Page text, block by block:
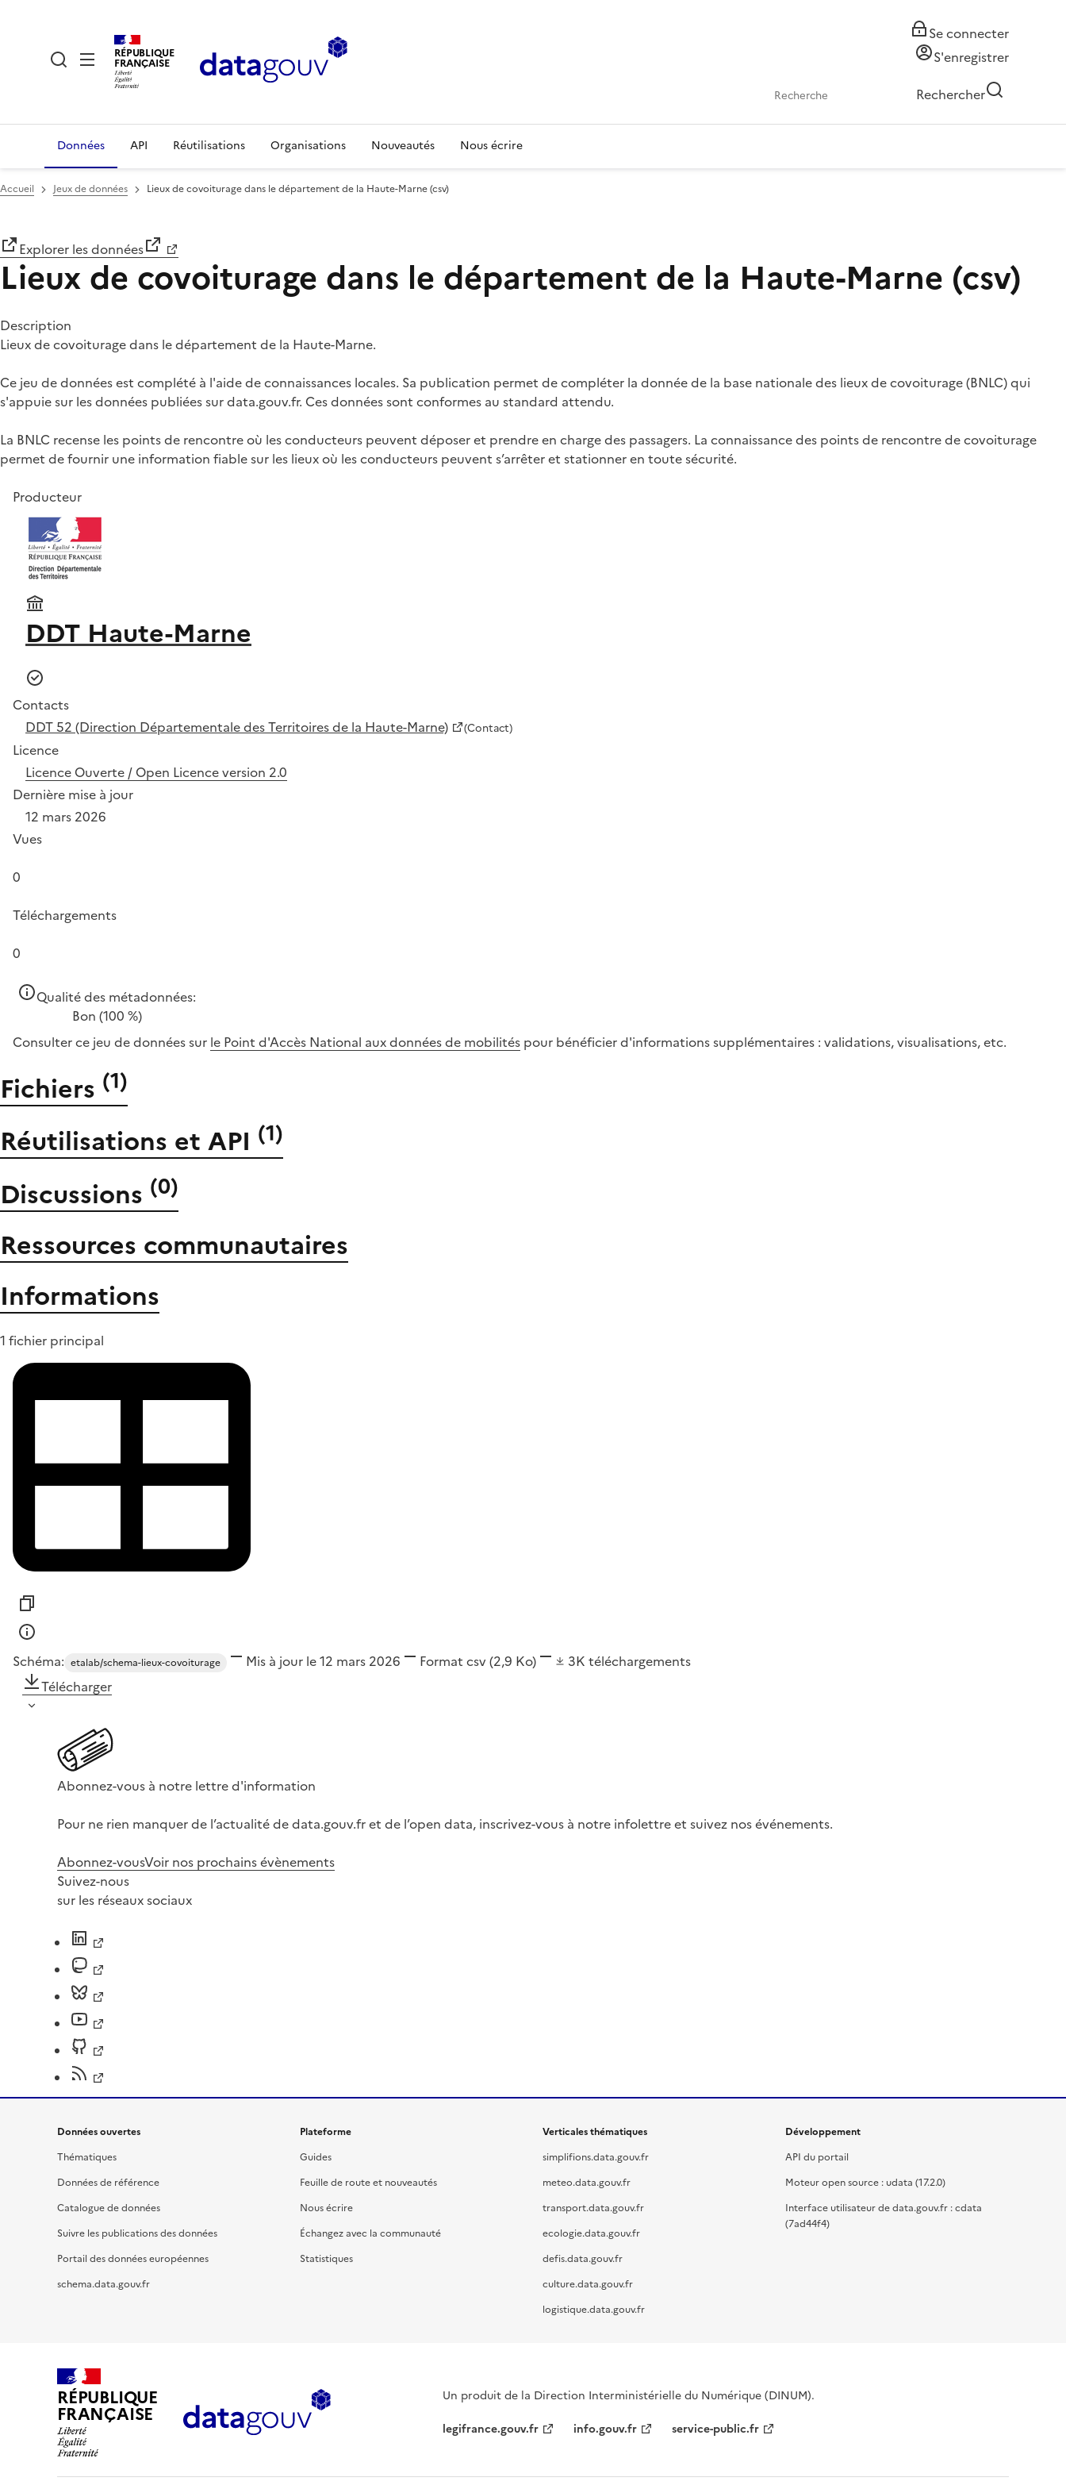
RÉPUBLIQUE
FRANÇAISE
Se connecter
S'enregistrer
Rechercher
Données API Réutilisations Organisations Nouveautés Nous écrire
Accueil Jeux de données Lieux de covoiturage dans le département de la Haute-Marne (csv)
Explorer les données
Lieux de covoiturage dans le département de la Haute-Marne (csv)
Description
Lieux de covoiturage dans le département de la Haute-Marne.
Ce jeu de données est complété à l'aide de connaissances locales. Sa publication permet de compléter la donnée de la base nationale des lieux de covoiturage (BNLC) qui
s'appuie sur les données publiées sur data.gouv.fr. Ces données sont conformes au standard attendu.
La BNLC recense les points de rencontre où les conducteurs peuvent déposer et prendre en charge des passagers. La connaissance des points de rencontre de covoiturage
permet de fournir une information fiable sur les lieux où les conducteurs peuvent s’arrêter et stationner en toute sécurité.
Producteur
DDT Haute-Marne
Contacts
DDT 52 (Direction Départementale des Territoires de la Haute-Marne)
(Contact)
Licence
Licence Ouverte / Open Licence version 2.0
Dernière mise à jour
12 mars 2026
Vues
0
Téléchargements
0
Qualité des métadonnées:
Bon (100 %)
Consulter ce jeu de données sur le Point d'Accès National aux données de mobilités pour bénéficier d'informations supplémentaires : validations, visualisations, etc.
Fichiers (1)
Réutilisations et API (1)
Discussions (0)
Ressources communautaires
Informations
1 fichier principal
Schéma: etalab/schema-lieux-covoiturage Mis à jour le 12 mars 2026 Format csv(2,9 Ko) 3K téléchargements
Télécharger
Abonnez-vous à notre lettre d'information
Pour ne rien manquer de l’actualité de data.gouv.fr et de l’open data, inscrivez-vous à notre infolettre et suivez nos événements.
Abonnez-vousVoir nos prochains évènements
Suivez-nous
sur les réseaux sociaux
Données ouvertes
Thématiques
Données de référence
Catalogue de données
Suivre les publications des données
Portail des données européennes
schema.data.gouv.fr
Plateforme
Guides
Feuille de route et nouveautés
Nous écrire
Échangez avec la communauté
Statistiques
Verticales thématiques
simplifions.data.gouv.fr
meteo.data.gouv.fr
transport.data.gouv.fr
ecologie.data.gouv.fr
defis.data.gouv.fr
culture.data.gouv.fr
logistique.data.gouv.fr
Développement
API du portail
Moteur open source : udata (17.2.0)
Interface utilisateur de data.gouv.fr : cdata
(7ad44f4)
RÉPUBLIQUE
FRANÇAISE
Un produit de la Direction Interministérielle du Numérique (DINUM).
legifrance.gouv.fr
info.gouv.fr service-public.fr